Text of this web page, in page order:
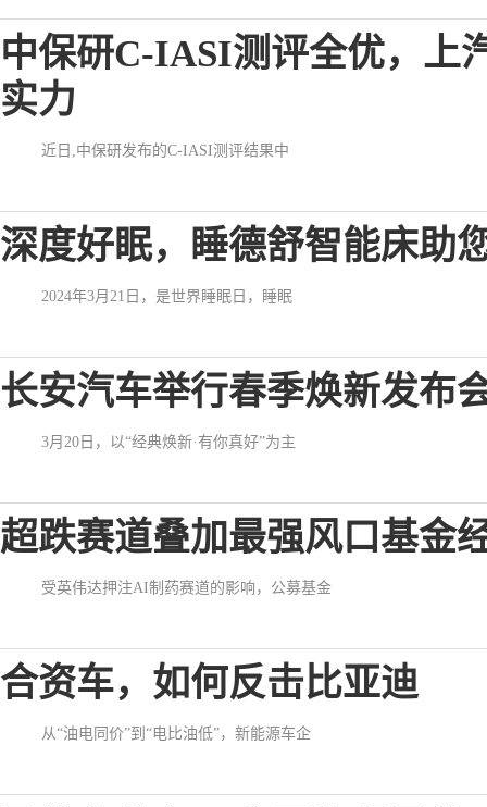
中保研C-IASI测评全优，上
实力
近日,中保研发布的C-IASI测评结果中
深度好眠，睡德舒智能床助
2024年3月21日，是世界睡眠日，睡眠
长安汽车举行春季焕新发布
3月20日，以“经典焕新·有你真好”为主
超跌赛道叠加最强风口基金
受英伟达押注AI制药赛道的影响，公募基金
合资车，如何反击比亚迪
从“油电同价”到“电比油低”，新能源车企